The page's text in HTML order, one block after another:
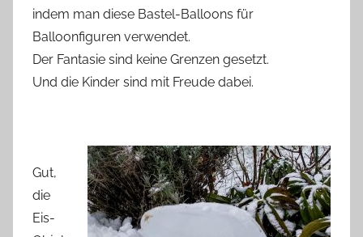
indem man diese Bastel-Balloons für
Balloonfiguren verwendet.
Der Fantasie sind keine Grenzen gesetzt.
Und die Kinder sind mit Freude dabei.
Gut,
die
Eis-